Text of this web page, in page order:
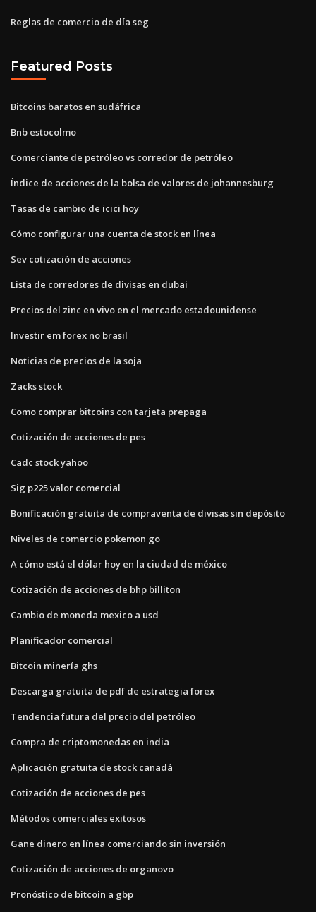
Reglas de comercio de día seg
Featured Posts
Bitcoins baratos en sudáfrica
Bnb estocolmo
Comerciante de petróleo vs corredor de petróleo
Índice de acciones de la bolsa de valores de johannesburg
Tasas de cambio de icici hoy
Cómo configurar una cuenta de stock en línea
Sev cotización de acciones
Lista de corredores de divisas en dubai
Precios del zinc en vivo en el mercado estadounidense
Investir em forex no brasil
Noticias de precios de la soja
Zacks stock
Como comprar bitcoins con tarjeta prepaga
Cotización de acciones de pes
Cadc stock yahoo
Sig p225 valor comercial
Bonificación gratuita de compraventa de divisas sin depósito
Niveles de comercio pokemon go
A cómo está el dólar hoy en la ciudad de méxico
Cotización de acciones de bhp billiton
Cambio de moneda mexico a usd
Planificador comercial
Bitcoin minería ghs
Descarga gratuita de pdf de estrategia forex
Tendencia futura del precio del petróleo
Compra de criptomonedas en india
Aplicación gratuita de stock canadá
Cotización de acciones de pes
Métodos comerciales exitosos
Gane dinero en línea comerciando sin inversión
Cotización de acciones de organovo
Pronóstico de bitcoin a gbp